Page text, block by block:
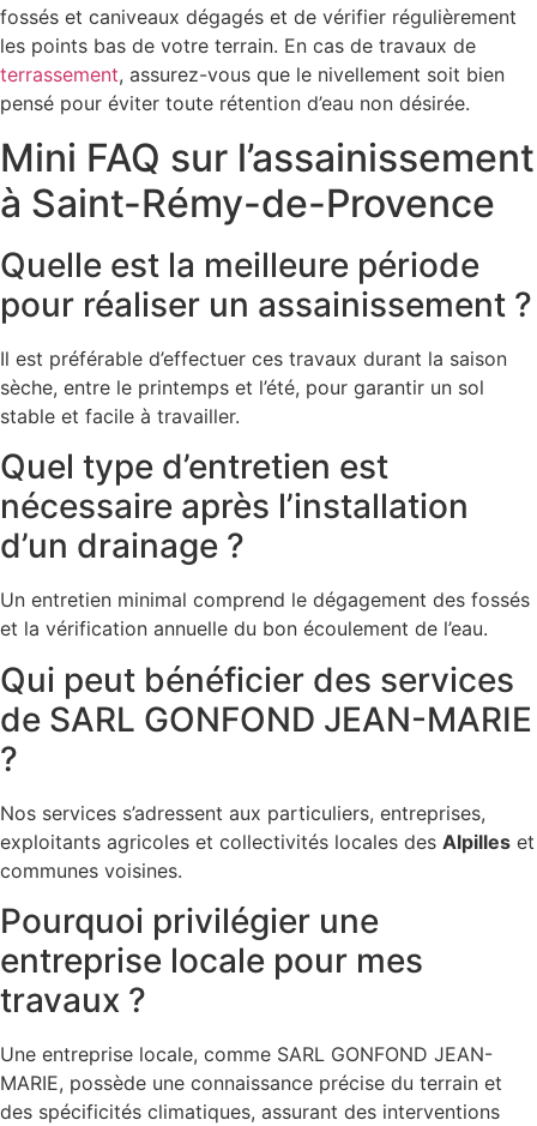
fossés et caniveaux dégagés et de vérifier régulièrement
les points bas de votre terrain. En cas de travaux de
terrassement, assurez-vous que le nivellement soit bien
pensé pour éviter toute rétention d’eau non désirée.
Mini FAQ sur l’assainissement
à Saint-Rémy-de-Provence
Quelle est la meilleure période
pour réaliser un assainissement ?
Il est préférable d’effectuer ces travaux durant la saison
sèche, entre le printemps et l’été, pour garantir un sol
stable et facile à travailler.
Quel type d’entretien est
nécessaire après l’installation
d’un drainage ?
Un entretien minimal comprend le dégagement des fossés
et la vérification annuelle du bon écoulement de l’eau.
Qui peut bénéficier des services
de SARL GONFOND JEAN-MARIE
?
Nos services s’adressent aux particuliers, entreprises,
exploitants agricoles et collectivités locales des Alpilles et
communes voisines.
Pourquoi privilégier une
entreprise locale pour mes
travaux ?
Une entreprise locale, comme SARL GONFOND JEAN-
MARIE, possède une connaissance précise du terrain et
des spécificités climatiques, assurant des interventions